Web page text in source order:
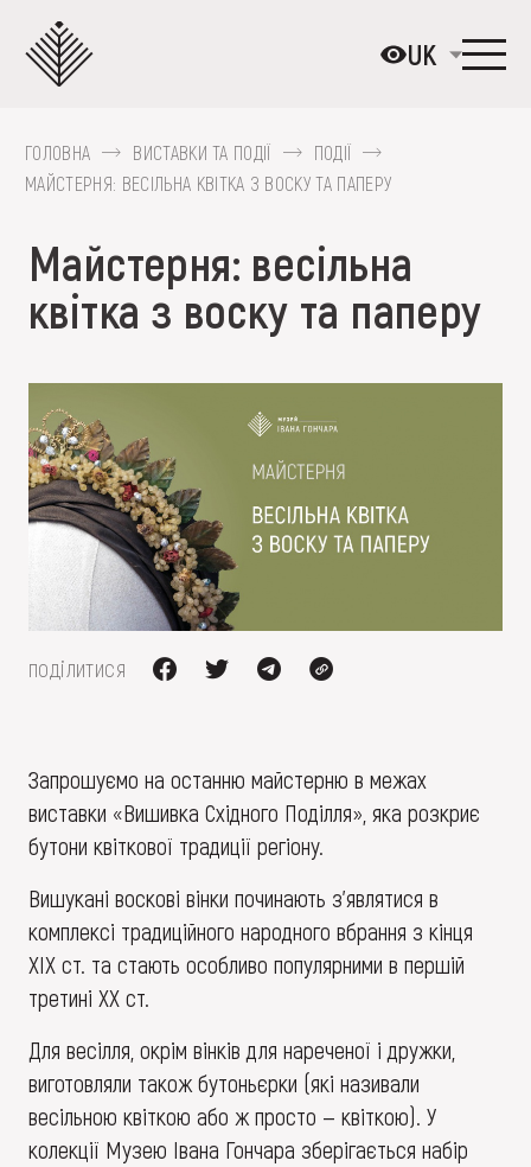
основного
вмісту
UK
ПРО МУЗЕЙ
ВИСТАВКИ ТА ПОДІЇ
МЕДІА
НАВЧИТИСЯ
ПОСЛУГИ
FAQ
ОНЛАЙН-КРАМНИЦЯ
ПІДТРИМАТИ
ГОЛОВНА ВИСТАВКИ ТА ПОДІЇ
ПОДІЇ
МАЙСТЕРНЯ: ВЕСІЛЬНА КВІТКА З ВОСКУ ТА ПАПЕРУ
Майстерня: весільна
квітка з воску та паперу
поділитися
Запрошуємо на останню майстерню в межах
виставки «Вишивка Східного Поділля», яка розкриє
бутони квіткової традиції регіону.
Вишукані воскові вінки починають з'являтися в
комплексі традиційного народного вбрання з кінця
ХІХ ст. та стають особливо популярними в першій
третині ХХ ст.
Для весілля, окрім вінків для нареченої і дружки,
виготовляли також бутоньєрки (які називали
весільною квіткою або ж просто — квіткою). У
колекції Музею Івана Гончара зберігається набір